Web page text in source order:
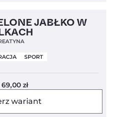
JABŁKO W
SPORT
69,00 zł
wariant